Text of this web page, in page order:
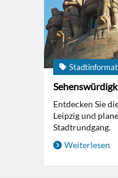
Entdecken Sie
Leipzig und
Stadtrundgang.
Weiterlesen